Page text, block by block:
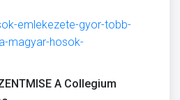
emlekezete-gyor-tobb-
magyar-hosok-
A Collegium